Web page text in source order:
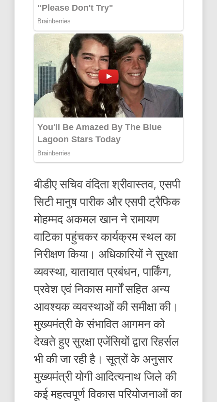
बीडीए सचिव वंदिता श्रीवास्तव, एसपी
सिटी मानुष पारीक और एसपी ट्रैफिक
मोहम्मद अकमल खान ने रामायण
वाटिका पहुंचकर कार्यक्रम स्थल का
निरीक्षण किया। अधिकारियों ने सुरक्षा
व्यवस्था, यातायात प्रबंधन, पार्किंग,
प्रवेश एवं निकास मार्गों सहित अन्य
आवश्यक व्यवस्थाओं की समीक्षा की।
मुख्यमंत्री के संभावित आगमन को
देखते हुए सुरक्षा एजेंसियों द्वारा रिहर्सल
भी की जा रही है। सूत्रों के अनुसार
मुख्यमंत्री योगी आदित्यनाथ जिले की
कई महत्वपूर्ण विकास परियोजनाओं का